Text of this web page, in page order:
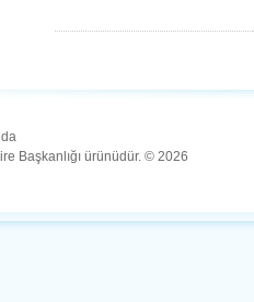
Başkanlığı ürünüdür. © 2026